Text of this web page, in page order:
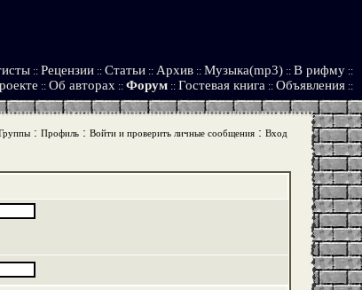
:: Рецензии :: Статьи :: Архив :: Музыка(mp3) :: В рифму ::
:: Об авторах :: Форум :: Гостевая книга :: Объявления ::
: Профиль: Войти и проверить личные сообщения: Вход